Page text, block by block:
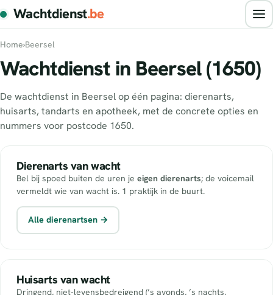
Wachtdienst.be
Home›Beersel
Wachtdienst in Beersel (1650)
De wachtdienst in Beersel op één pagina: dierenarts,
huisarts, tandarts en apotheek, met de concrete opties en
nummers voor postcode 1650.
Dierenarts van wacht
Bel bij spoed buiten de uren je eigen dierenarts; de voicemail
vermeldt wie van wacht is. 1 praktijk in de buurt.
Alle dierenartsen →
Huisarts van wacht
Dringend, niet-levensbedreigend (’s avonds, ’s nachts,